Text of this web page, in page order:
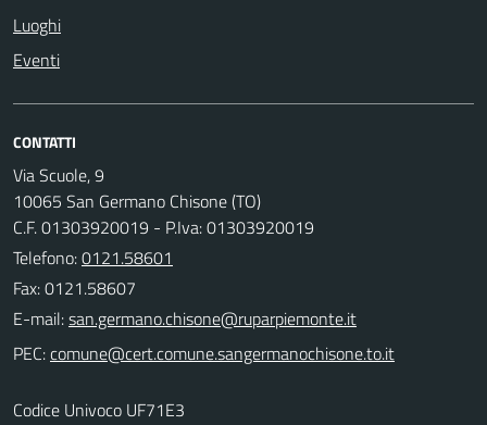
Luoghi
Eventi
CONTATTI
Via Scuole, 9
10065 San Germano Chisone (TO)
C.F. 01303920019 - P.Iva: 01303920019
Telefono:0121.58601
Fax: 0121.58607
E-mail:
PEC:
Codice Univoco UF71E3